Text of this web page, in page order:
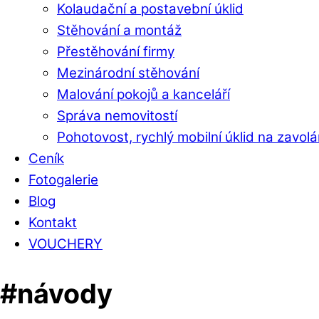
Kolaudační a postavební úklid
Stěhování a montáž
Přestěhování firmy
Mezinárodní stěhování
Malování pokojů a kanceláří
Správa nemovitostí
Pohotovost, rychlý mobilní úklid na
Ceník
Fotogalerie
Blog
Kontakt
VOUCHERY
Menu
Cart
#návody